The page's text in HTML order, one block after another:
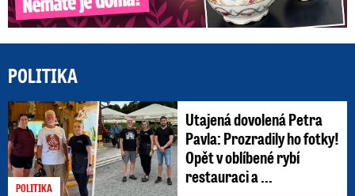
POLITIKA
POLITIKA
Utajená dovolená Petra
Pavla: Prozradily ho fotky!
Opět v oblíbené rybí
restauraci a ...